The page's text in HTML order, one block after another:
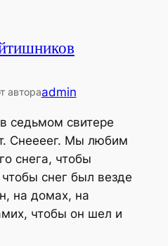
автораadmin
седьмом свитере
Снеееег. Мы любим
снега, чтобы
снег был везде
на домах, на
чтобы он шел и